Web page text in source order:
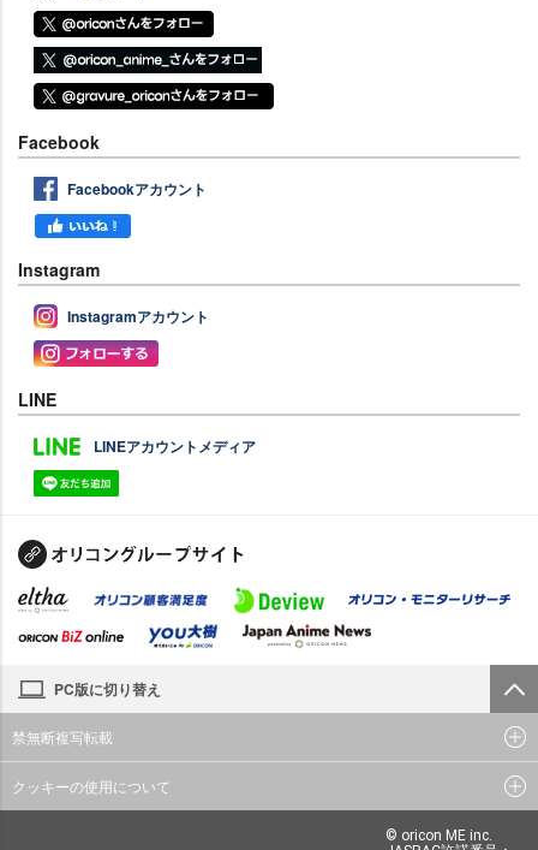
Facebook
Facebookアカウント
Instagram
Instagramアカウント
LINE
LINEアカウントメディア
PC版に切り替え
禁無断複写転載
クッキーの使用について
© oricon ME inc.